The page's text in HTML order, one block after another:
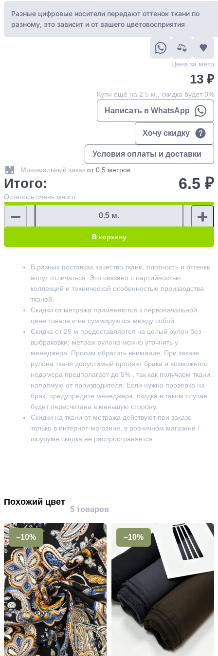
Разные цифровые носители передают оттенок ткани по
разному, это зависит и от вашего цветовосприятия
Цена за метр
13 ₽
Купи ещё на 2.5 м., скидка будет 0%
Написать в WhatsApp
Хочу скидку
Условия оплаты и доставки
Минимальный заказ от 0.5 метров
Итого: 6.5 ₽
Осталось очень много
В корзину
В разных поставках качество ткани, плотность и оттенки
могут отличаться. Это связано с партийностью
коллекций и технической особенностью производства
тканей.
Скидки от метража применяются к первоначальной
цене товара и не суммируются между собой.
Скидка от 25 м предоставляется на целый рулон без
выбраковки; метраж рулона можно уточнить у
менеджера. Просим обратить внимание. При заказе
рулона ткани допустимый процент брака и возможного
недомера предполагает до 5% , так как получаем ткани
напрямую от производителя. Если нужна проверка на
брак, предупредите менеджера, скидка в таком случае
будет пересчитана в меньшую сторону.
Скидки на ткани от метража действуют при заказе
только в интернет-магазине, в розничном магазине /
шоуруме скидка не распространяется.
Похожий цвет
5 товаров
−10% −10%